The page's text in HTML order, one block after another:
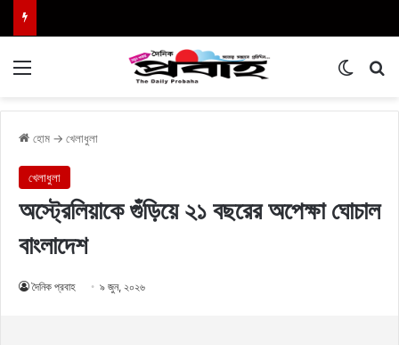
হোম → খেলাধুলা
খেলাধুলা
অস্ট্রেলিয়াকে গুঁড়িয়ে ২১ বছরের অপেক্ষা ঘোচাল
বাংলাদেশ
দৈনিক প্রবাহ ৯ জুন, ২০২৬